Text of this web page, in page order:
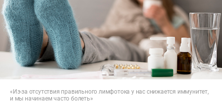
«Из-за отсутствия правильного лимфотока у нас снижается иммунитет,
и мы начинаем часто болеть»